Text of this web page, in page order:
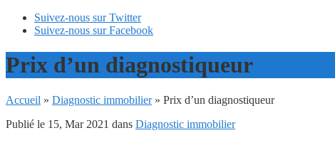
Suivez-nous sur Twitter
Suivez-nous sur Facebook
Prix d’un diagnostiqueur
Accueil » Diagnostic immobilier » Prix d’un diagnostiqueur
Publié le 15, Mar 2021 dans Diagnostic immobilier